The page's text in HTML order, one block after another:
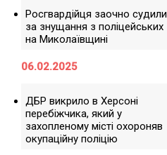
Росгвардійця заочно судили
за знущання з поліцейських
на Миколаївщині
06.02.2025
ДБР викрило в Херсоні
перебіжчика, який у
захопленому місті охороняв
окупаційну поліцію